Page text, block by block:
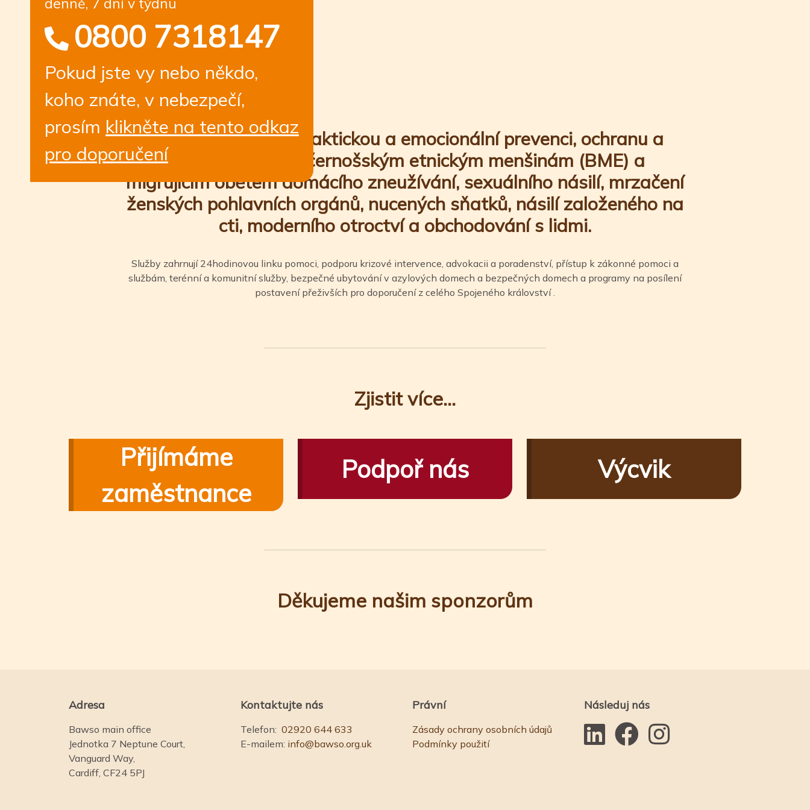
denně, 7 dní v týdnu
0800 7318147
Pokud jste vy nebo někdo,
koho znáte, v nebezpečí,
prosím klikněte na tento odkaz
pro doporučení
Bawso poskytuje praktickou a emocionální prevenci, ochranu a
podpůrné služby černošským etnickým menšinám (BME) a
migrujícím obětem domácího zneužívání, sexuálního násilí, mrzačení
ženských pohlavních orgánů, nucených sňatků, násilí založeného na
cti, moderního otroctví a obchodování s lidmi.
Služby zahrnují 24hodinovou linku pomoci, podporu krizové intervence, advokacii a poradenství, přístup k zákonné pomoci a
službám, terénní a komunitní služby, bezpečné ubytování v azylových domech a bezpečných domech a programy na posílení
postavení přeživších pro doporučení z celého Spojeného království .
Zjistit více...
Přijímáme
zaměstnance
Podpoř nás Výcvik
Děkujeme našim sponzorům
Adresa
Bawso main office
Jednotka 7 Neptune Court,
Vanguard Way,
Cardiff, CF24 5PJ
Kontaktujte nás
Telefon: 02920 644 633
E-mailem: info@bawso.org.uk
Právní
Zásady ochrany osobních údajů
Podmínky použití
Následuj nás